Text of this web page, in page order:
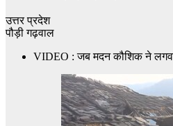
उत्तर प्रदेश
पौड़ी गढ़वाल
VIDEO : जब मदन कौशिक ने